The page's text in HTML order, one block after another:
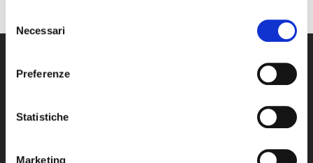
delNecessari
Preferenze
Statistiche
Marketing